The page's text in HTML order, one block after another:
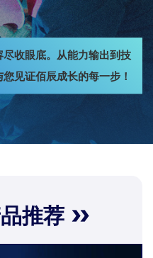
收眼底。从能力输出到技
见证佰辰成长的每一步！
推荐